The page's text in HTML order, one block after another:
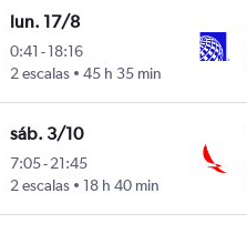
lun. 17/8
0:41 -18:16
2 escalas
45 h 35 min
sáb. 3/10
7:05-21:45
2 escalas
18 h 40 min